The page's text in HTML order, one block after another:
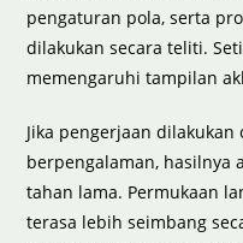
pengaturan pola, serta
dilakukan secara teliti.
memengaruhi tampilan
Jika pengerjaan
berpengalaman,
tahan lama. Permukaan
terasa lebih seimbang